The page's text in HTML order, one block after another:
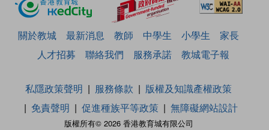
關於教城 最新消息 教師 中學生 小學生
家長
人才招募
聯絡我們 服務承諾 教城電子報
版權所有© 2026 香港教育城有限公司
私隱政策聲明 服務條款
版權及知識產權政策
免責聲明
促進種族平等政策 無障礙網站設計